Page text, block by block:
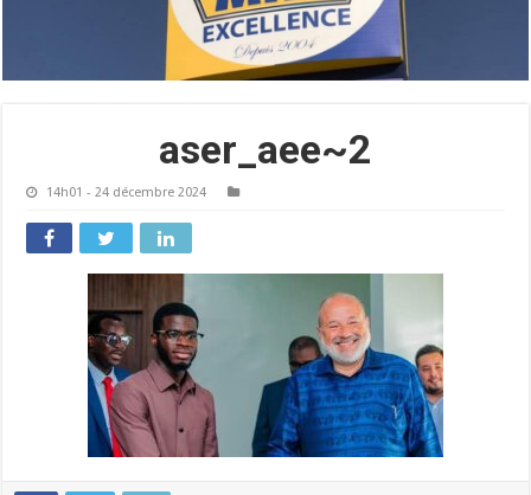
aser_aee~2
14h01 - 24 décembre 2024